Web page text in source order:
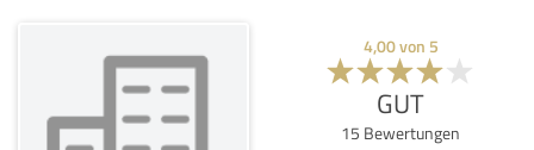
4,00von 5
GUT
15 Bewertungen